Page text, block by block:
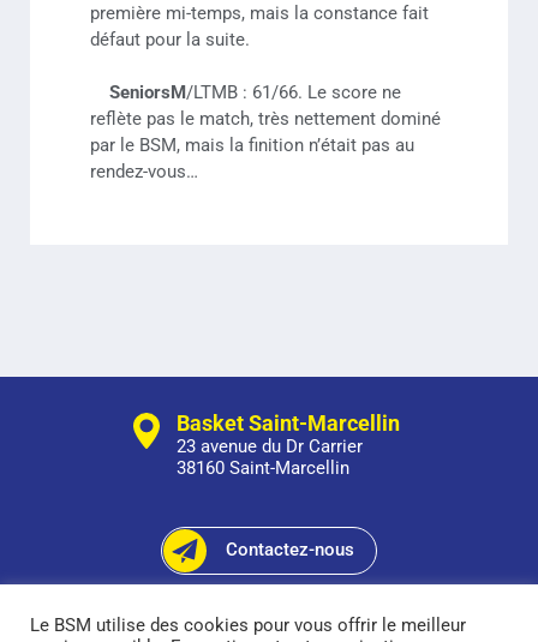
première mi-temps, mais la constance fait
défaut pour la suite.
SeniorsM/LTMB : 61/66. Le score ne
reflète pas le match, très nettement dominé
par le BSM, mais la finition n’était pas au
rendez-vous…
Basket Saint-Marcellin
23 avenue du Dr Carrier
38160 Saint-Marcellin
Contactez-nous
Suivez-nous sur Facebook
Le BSM utilise des cookies pour vous offrir le meilleur